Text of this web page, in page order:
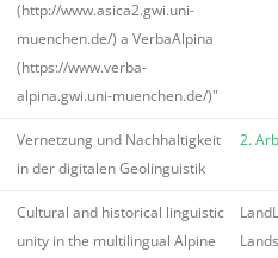
(http://www.asica2.gwi.uni-
muenchen.de/) a VerbaAlpina
(https://www.verba-
alpina.gwi.uni-muenchen.de/)"
Vernetzung und Nachhaltigkeit
in der digitalen Geolinguistik
2.
Cultural and historical linguistic
unity in the multilingual Alpine